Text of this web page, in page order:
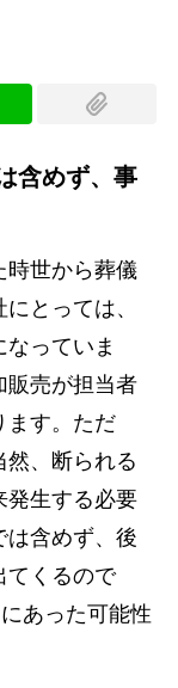
含めず、事
世から葬儀
とっては、
っていま
販売が担当者
ます。ただ
然、断られる
発生する必要
は含めず、後
てくるので
あった可能性